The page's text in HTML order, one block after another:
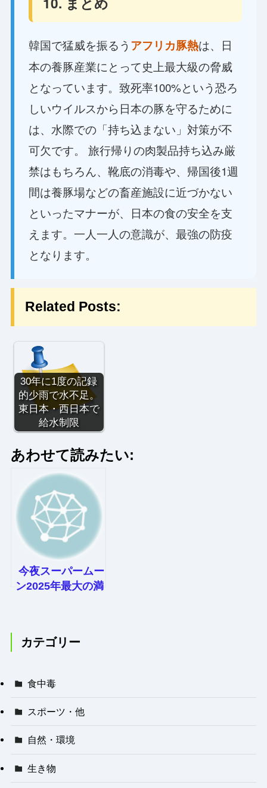
韓国で猛威を振るう アフリカ豚熱は、日
本の養豚産業にとって史上最大級の脅威
となっています。致死率100%という恐ろ
しいウイルスから日本の豚を守るために
は、水際での「持ち込まない」対策が不
可欠です。 旅行帰りの肉製品持ち込み厳
禁はもちろん、靴底の消毒や、帰国後1週
間は養豚場などの畜産施設に近づかない
といったマナーが、日本の食の安全を支
えます。一人一人の意識が、最強の防疫
となります。
Related Posts:
30年に1度の記録
的少雨で水不足。
東日本・西日本で
給水制限
あわせて読みたい:
今夜スーパームー
ン2025年最大の満
カテゴリー
食中毒
スポーツ・他
自然・環境
生き物